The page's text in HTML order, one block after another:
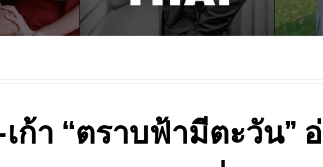
ก้า “ตราบฟ้ามีตะวัน”